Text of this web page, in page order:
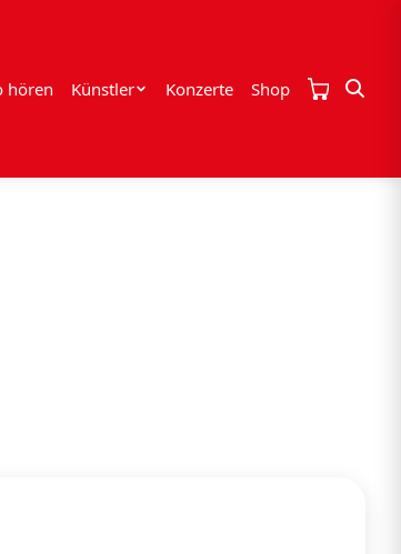
hören Künstler Konzerte Shop